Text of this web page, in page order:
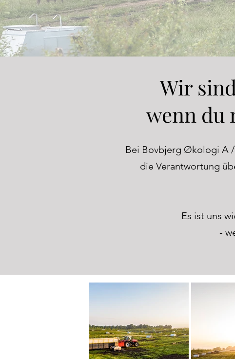
Wir
wenn du
Bei Bovbjerg Økologi A
die Verantwortung
Es ist uns
-